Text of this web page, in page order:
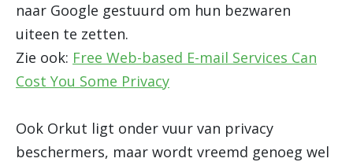
naar Google gestuurd om hun bezwaren
uiteen te zetten.
Zie ook: Free Web-based E-mail Services Can
Cost You Some Privacy
Ook Orkut ligt onder vuur van privacy
beschermers, maar wordt vreemd genoeg wel